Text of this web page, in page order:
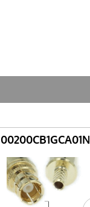
00200CB1GCA01N